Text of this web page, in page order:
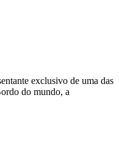
exclusivo de uma das
do mundo, a